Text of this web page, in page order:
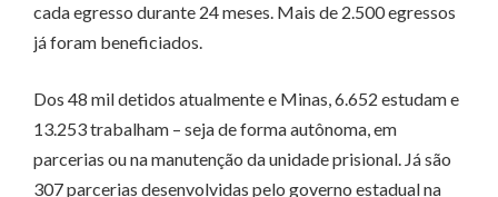
cada egresso durante 24 meses. Mais de 2.500 egressos
já foram beneficiados.
Dos 48 mil detidos atualmente e Minas, 6.652 estudam e
13.253 trabalham – seja de forma autônoma, em
parcerias ou na manutenção da unidade prisional. Já são
307 parcerias desenvolvidas pelo governo estadual na